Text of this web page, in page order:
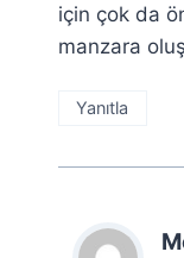
için çok da
manzara
Yanıtla